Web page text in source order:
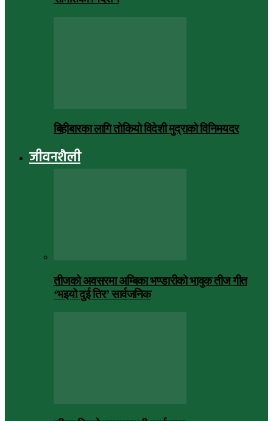
बिहीबारका लागि तोकियो विदेशी मुद्राको विनिमयदर
जीवनशैली
तीजको अवसरमा अम्बिका भण्डारीको भावुक तीज गीत
‘भइयो दुई तिर’ सार्वजनिक